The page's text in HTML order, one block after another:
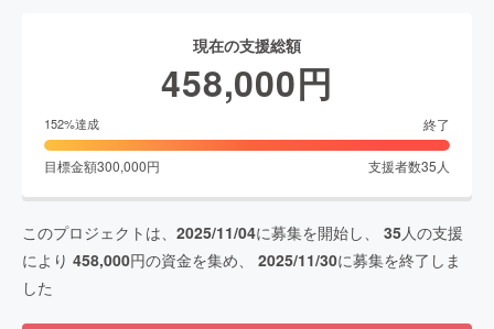
現在の支援総額
458,000円
152%達成 終了
目標金額300,000円 支援者数35 人
このプロジェクトは、 2025/11/04に募集を開始し、 35人の支援
により 458,000円の資金を集め、 2025/11/30に募集を終了しま
した